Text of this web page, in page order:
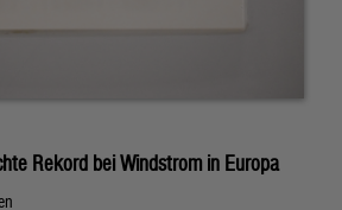
Rekord bei Windstrom in Europa